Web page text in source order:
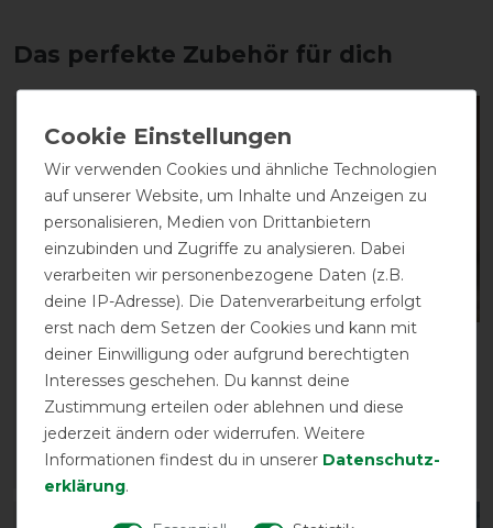
Das perfekte Zubehör für dich
Bucas Sports Line Dog
Cooler
vorher 39,00 €
35,10 € *
ARTIKEL MERKEN
Kentucky Dogwear
Halsband Dog Collar
36,99 € *
ARTIKEL MERKEN
Wir verwenden Cookies und ähnliche Technologien
auf unserer Website, um Inhalte und Anzeigen zu
personalisieren, Medien von Drittanbietern
einzubinden und Zugriffe zu analysieren. Dabei
verarbeiten wir personenbezogene Daten (z.B.
deine IP-Adresse). Die Datenverarbeitung erfolgt
erst nach dem Setzen der Cookies und kann mit
deiner Einwilligung oder aufgrund berechtigten
Interesses geschehen. Du kannst deine
Zustimmung erteilen oder ablehnen und diese
jederzeit ändern oder widerrufen. Weitere
Informationen findest du in unserer Daten­schutz­
erklärung.